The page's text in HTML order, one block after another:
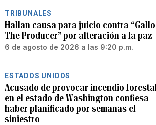
TRIBUNALES
Hallan causa para juicio contra “Gallo
The Producer” por alteración a la paz
6 de agosto de 2026 a las 9:20 p.m.
ESTADOS UNIDOS
Acusado de provocar incendio forestal
en el estado de Washington confiesa
haber planificado por semanas el
siniestro